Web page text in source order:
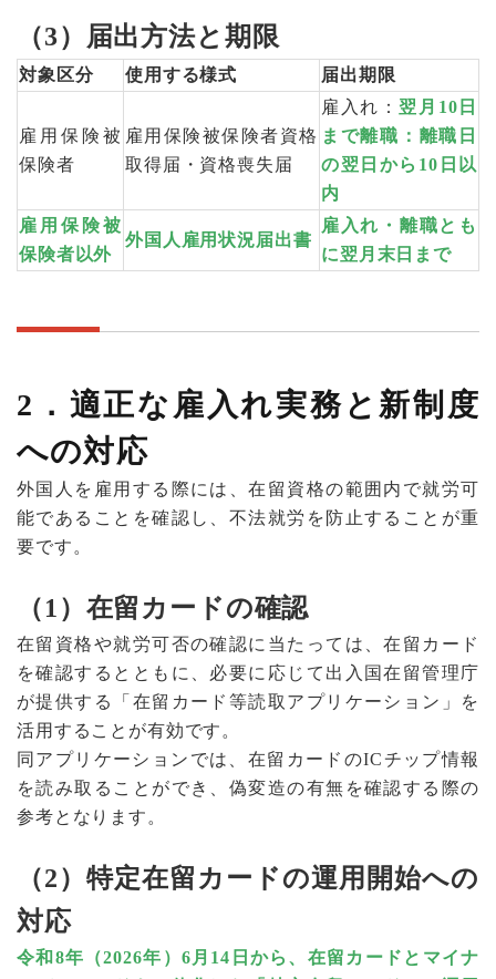
（3）届出方法と期限
対象区分 使用する様式 届出期限
雇用保険被
保険者
雇用保険被保険者資格
取得届・資格喪失届
雇入れ： 翌月10日
まで離職：離職日
の翌日から10日以
内
雇用保険被
保険者以外
外国人雇用状況届出書
雇入れ・離職とも
に翌月末日まで
2 ．適正な雇入れ実務と新制度
への対応
外国人を雇用する際には、在留資格の範囲内で就労可
能であることを確認し、不法就労を防止することが重
要です。
（1）在留カードの確認
在留資格や就労可否の確認に当たっては、在留カード
を確認するとともに、必要に応じて出入国在留管理庁
が提供する「在留カード等読取アプリケーション」を
活用することが有効です。
同アプリケーションでは、在留カードのICチップ情報
を読み取ることができ、偽変造の有無を確認する際の
参考となります。
（2）特定在留カードの運用開始への
対応
令和8年（2026年）6月14日から、在留カードとマイナ